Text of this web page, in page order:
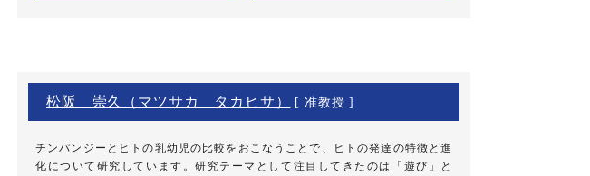
松阪 崇久（マツサカ タカヒサ） [ 准教授 ]
チンパンジーとヒトの乳幼児の比較をおこなうことで、ヒトの発達の特徴と進
化について研究しています。研究テーマとして注目してきたのは「遊び」と